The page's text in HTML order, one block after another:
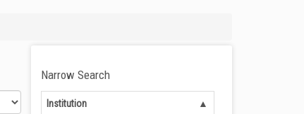
Narrow Search
Institution